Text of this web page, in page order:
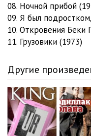
08. Ночной прибой
09. Я был
10. Откровения Беки
11. Грузовики (1973)
Другие